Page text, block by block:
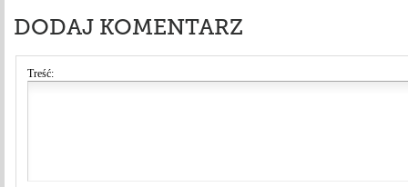
DODAJ KOMENTARZ
Treść: